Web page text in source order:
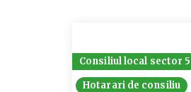
Consiliul local sector 5
Hotarari de consiliu